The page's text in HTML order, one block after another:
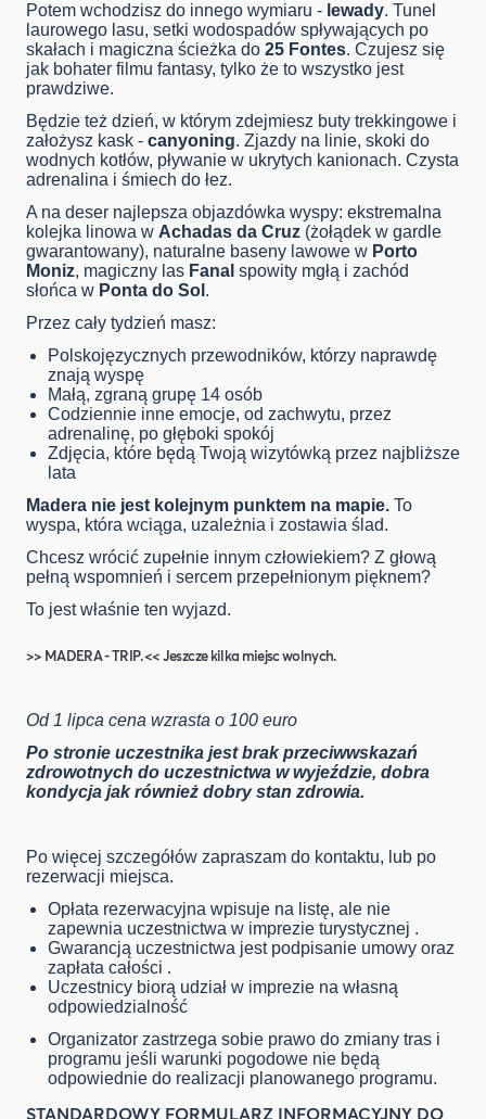
Potem wchodzisz do innego wymiaru - lewady. Tunel
laurowego lasu, setki wodospadów spływających po
skałach i magiczna ścieżka do 25 Fontes. Czujesz się
jak bohater filmu fantasy, tylko że to wszystko jest
prawdziwe.
Będzie też dzień, w którym zdejmiesz buty trekkingowe i
założysz kask - canyoning. Zjazdy na linie, skoki do
wodnych kotłów, pływanie w ukrytych kanionach. Czysta
adrenalina i śmiech do łez.
A na deser najlepsza objazdówka wyspy: ekstremalna
kolejka linowa w Achadas da Cruz (żołądek w gardle
gwarantowany), naturalne baseny lawowe w Porto
Moniz, magiczny las Fanal spowity mgłą i zachód
słońca w Ponta do Sol .
Przez cały tydzień masz:
Polskojęzycznych przewodników, którzy naprawdę
znają wyspę
Małą, zgraną grupę 14 osób
Codziennie inne emocje, od zachwytu, przez
adrenalinę, po głęboki spokój
Zdjęcia, które będą Twoją wizytówką przez najbliższe
lata
Madera nie jest kolejnym punktem na mapie. To
wyspa, która wciąga, uzależnia i zostawia ślad.
Chcesz wrócić zupełnie innym człowiekiem? Z głową
pełną wspomnień i sercem przepełnionym pięknem?
To jest właśnie ten wyjazd.
>> MADERA - TRIP.<< Jeszcze kilka miejsc wolnych.
Od 1 lipca cena wzrasta o 100 euro
Po stronie uczestnika jest brak przeciwwskazań
zdrowotnych do uczestnictwa w wyjeździe, dobra
kondycja jak również dobry stan zdrowia.
Po więcej szczegółów zapraszam do kontaktu, lub po
rezerwacji miejsca.
Opłata rezerwacyjna wpisuje na listę, ale nie
zapewnia uczestnictwa w imprezie turystycznej .
Gwarancją uczestnictwa jest podpisanie umowy oraz
zapłata całości .
Uczestnicy biorą udział w imprezie na własną
odpowiedzialność
Organizator zastrzega sobie prawo do zmiany tras i
programu jeśli warunki pogodowe nie będą
odpowiednie do realizacji planowanego programu.
STANDARDOWY FORMULARZ INFORMACYJNY DO